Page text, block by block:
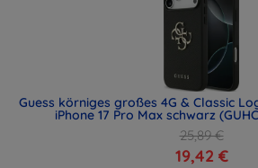
Guess körniges großes 4G & Classic
iPhone 17 Pro Max schwarz
25,89 €
19,42 €